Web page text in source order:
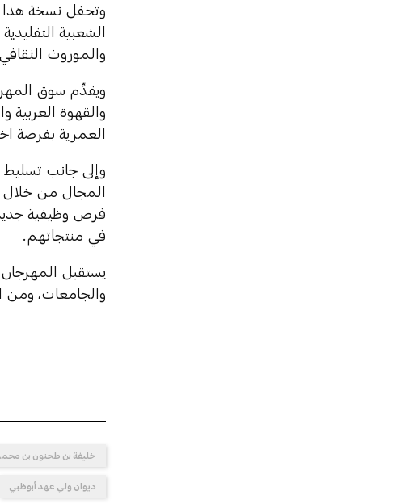
وتحفل نسخة هذا
الشعبية
والموروث
ويقدِّم سوق
والقهوة العربية
العمرية بفرصة
وإلى جانب تسليط
المجال من خلال
فرص وظيفية
في منتجاتهم.
يستقبل
والجامعات، ومن
خليفة بن طحنون بن
ديوان ولي عهد أبوظبي